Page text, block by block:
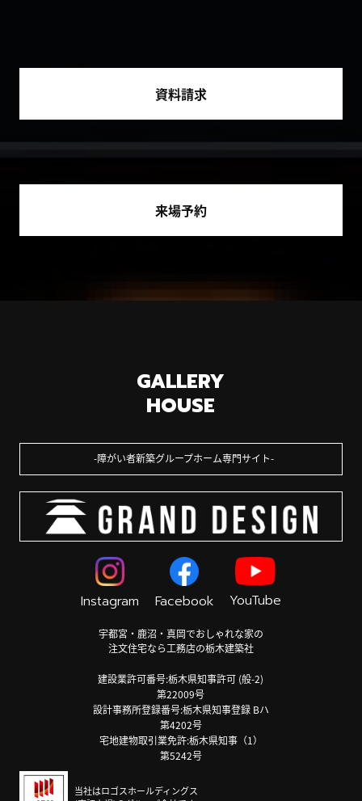
資料請求
来場予約
GALLERY
HOUSE
障がい者新築グループホーム専門サイト
Instagram Facebook YouTube
宇都宮・鹿沼・真岡でおしゃれな家の
注文住宅なら工務店の栃木建築社
建設業許可番号:栃木県知事許可 (般-2)
第22009号
設計事務所登録番号:栃木県知事登録 Bハ
第4202号
宅地建物取引業免許:栃木県知事（1）
第5242号
当社はロゴスホールディングス